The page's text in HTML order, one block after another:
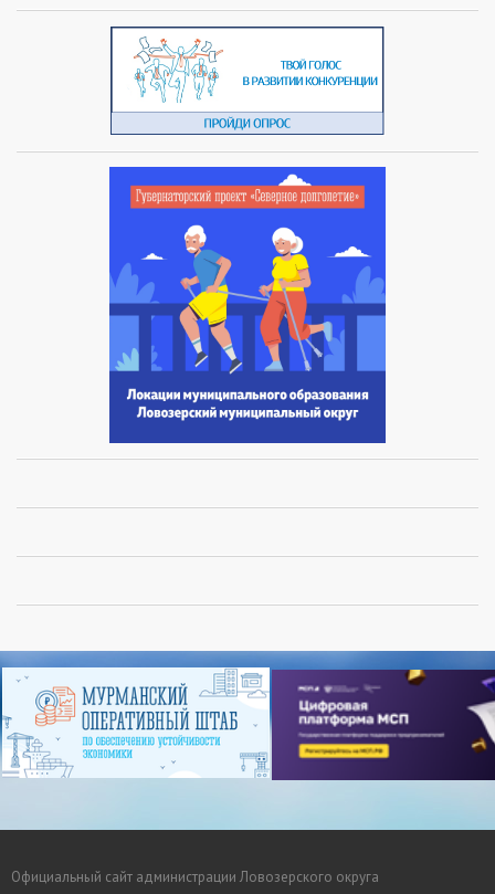
Официальный сайт администрации Ловозерского округа